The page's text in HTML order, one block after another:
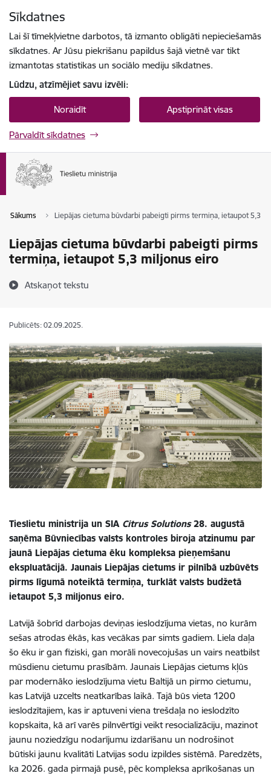
Sīkdatnes
Lai šī tīmekļvietne darbotos, tā izmanto obligāti nepieciešamās
sīkdatnes. Ar Jūsu piekrišanu papildus šajā vietnē var tikt
izmantotas statistikas un sociālo mediju sīkdatnes.
Lūdzu, atzīmējiet savu izvēli:
Noraidīt Apstiprināt visas
Pārvaldīt sīkdatnes
Sākums Liepājas cietuma būvdarbi pabeigti pirms termiņa, ietaupot 5,3
Liepājas cietuma būvdarbi pabeigti pirms
termiņa, ietaupot 5,3 miljonus eiro
Atskaņot tekstu
Publicēts: 02.09.2025.
Tieslietu ministrija un SIA Citrus Solutions28. augustā
saņēma Būvniecības valsts kontroles biroja atzinumu par
jaunā Liepājas cietuma ēku kompleksa pieņemšanu
ekspluatācijā. Jaunais Liepājas cietums ir pilnībā uzbūvēts
pirms līgumā noteiktā termiņa, turklāt valsts budžetā
ietaupot 5,3 miljonus eiro.
Latvijā šobrīd darbojas deviņas ieslodzījuma vietas, no kurām
sešas atrodas ēkās, kas vecākas par simts gadiem. Liela daļa
šo ēku ir gan fiziski, gan morāli novecojušas un vairs neatbilst
mūsdienu cietumu prasībām. Jaunais Liepājas cietums kļūs
par modernāko ieslodzījuma vietu Baltijā un pirmo cietumu,
kas Latvijā uzcelts neatkarības laikā. Tajā būs vieta 1200
ieslodzītajiem, kas ir aptuveni viena trešdaļa no ieslodzīto
kopskaita, kā arī varēs pilnvērtīgi veikt resocializāciju, mazinot
jaunu noziedzīgu nodarījumu izdarīšanu un nodrošinot
būtiski jaunu kvalitāti Latvijas sodu izpildes sistēmā. Paredzēts,
ka 2026. gada pirmajā pusē, pēc kompleksa aprīkošanas un